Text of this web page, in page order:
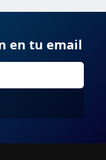
en tu email